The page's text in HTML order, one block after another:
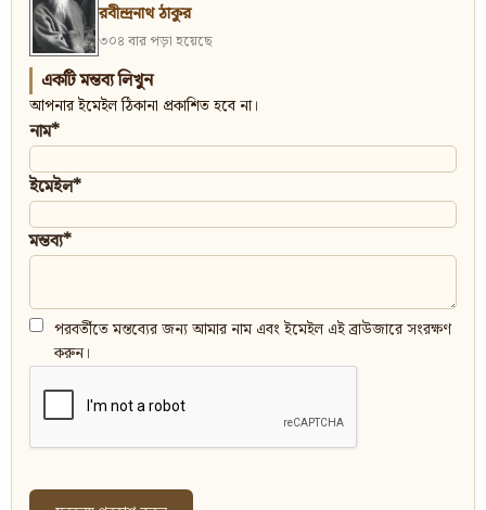
রবীন্দ্রনাথ ঠাকুর
৩০৪ বার পড়া হয়েছে
একটি মন্তব্য লিখুন
আপনার ইমেইল ঠিকানা প্রকাশিত হবে না।
নাম*
ইমেইল*
মন্তব্য*
পরবর্তীতে মন্তব্যের জন্য আমার নাম এবং ইমেইল এই ব্রাউজারে সংরক্ষণ
করুন।